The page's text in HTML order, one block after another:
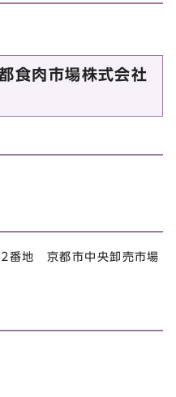
肉市場株式会社
2番地 京都市中央卸売市場